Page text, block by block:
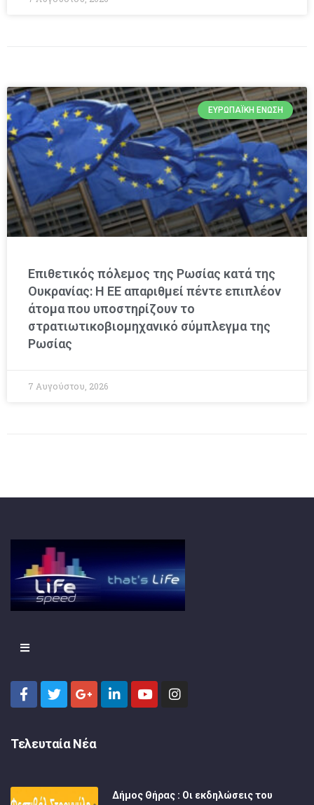
ΕΥΡΩΠΑΪΚΉ ΈΝΩΣΗ
Επιθετικός πόλεμος της Ρωσίας κατά της
Ουκρανίας: Η ΕΕ απαριθμεί πέντε επιπλέον
άτομα που υποστηρίζουν το
στρατιωτικοβιομηχανικό σύμπλεγμα της
Ρωσίας
7 Αυγούστου, 2026
Τελευταία Νέα
Δήμος Θήρας : Οι εκδηλώσεις του